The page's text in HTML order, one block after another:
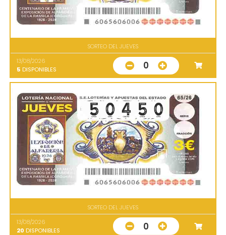
SORTEO DEL JUEVES
13/08/2026
5 DISPONIBLES 0
SORTEO DEL JUEVES
13/08/2026
20 DISPONIBLES 0